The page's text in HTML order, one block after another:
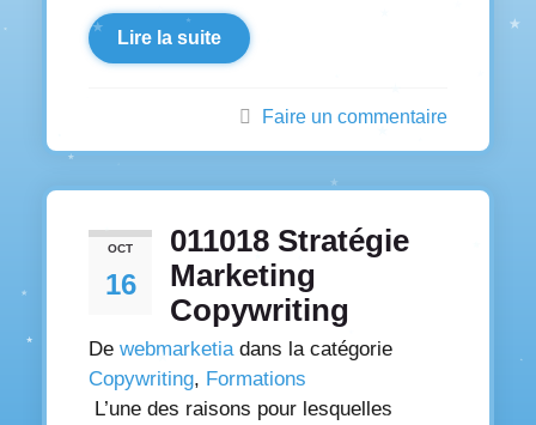
Lire la suite
Faire un commentaire
OCT
16
011018 Stratégie
Marketing
Copywriting
De webmarketia dans la catégorie
Copywriting, Formations
L’une des raisons pour lesquelles